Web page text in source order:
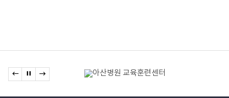
관련기관
이전 배너로 이동
배너 정지다음 배너로 이동